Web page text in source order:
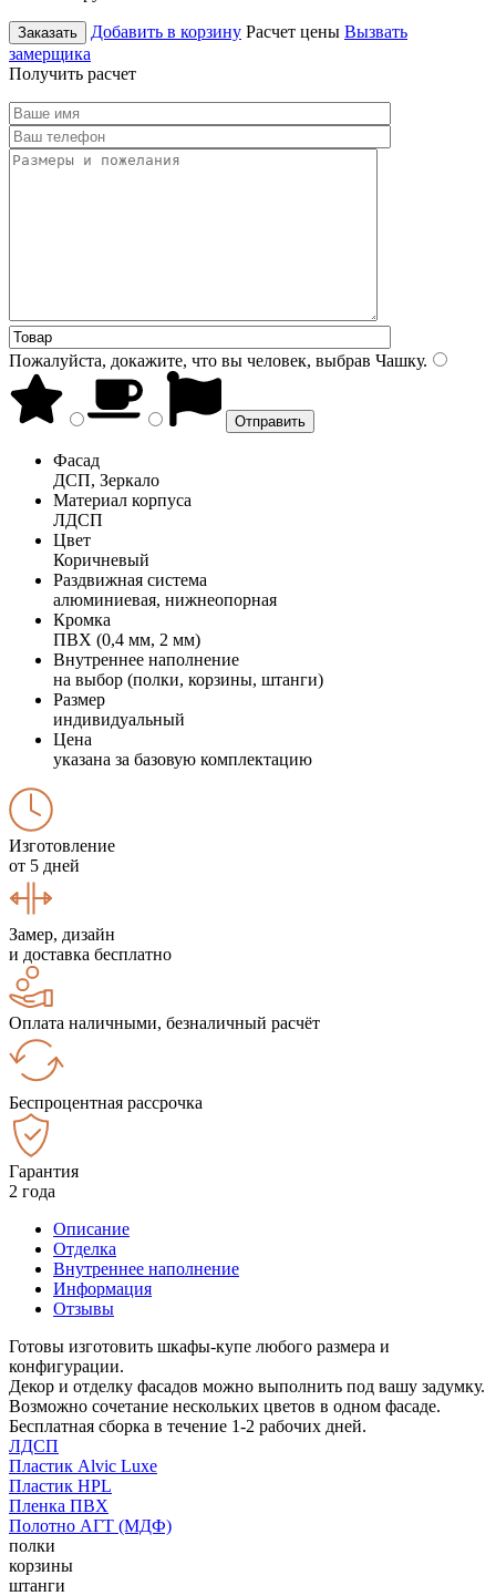
Заказать Добавить в корзину Расчет цены Вызвать
замерщика
Получить расчет
Пожалуйста, докажите, что вы человек, выбрав Чашку.
Фасад
ДСП, Зеркало
Материал корпуса
ЛДСП
Цвет
Коричневый
Раздвижная система
алюминиевая, нижнеопорная
Кромка
ПВХ (0,4 мм, 2 мм)
Внутреннее наполнение
на выбор (полки, корзины, штанги)
Размер
индивидуальный
Цена
указана за базовую комплектацию
Изготовление
от 5 дней
Замер, дизайн
и доставка бесплатно
Оплата наличными, безналичный расчёт
Беспроцентная рассрочка
Гарантия
2 года
Описание
Отделка
Внутреннее наполнение
Информация
Отзывы
Готовы изготовить шкафы-купе любого размера и
конфигурации.
Декор и отделку фасадов можно выполнить под вашу задумку.
Возможно сочетание нескольких цветов в одном фасаде.
Бесплатная сборка в течение 1-2 рабочих дней.
ЛДСП
Пластик Alvic Luxe
Пластик HPL
Пленка ПВХ
Полотно АГТ (МДФ)
полки
корзины
штанги